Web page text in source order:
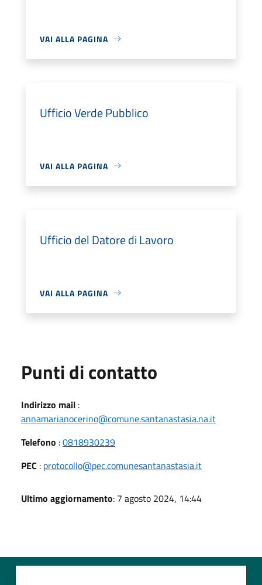
VAI ALLA PAGINA
Ufficio Verde Pubblico
VAI ALLA PAGINA
Ufficio del Datore di Lavoro
VAI ALLA PAGINA
Punti di contatto
Indirizzo mail :
annamarianocerino@comune.santanastasia.na.it
Telefono :0818930239
PEC : protocollo@pec.comunesantanastasia.it
Ultimo aggiornamento: 7 agosto 2024, 14:44